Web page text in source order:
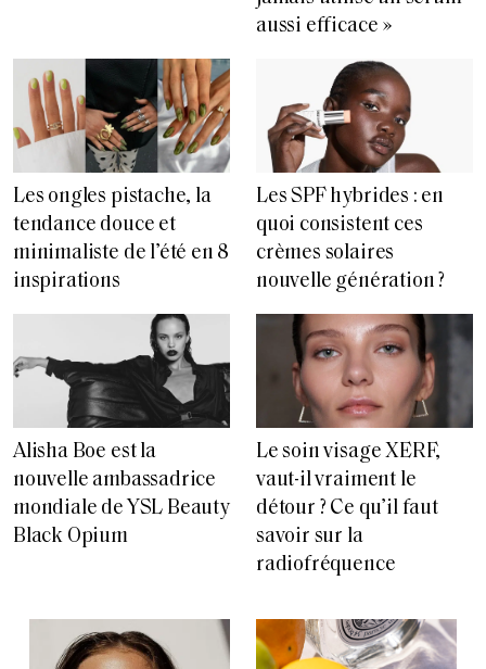
aussi efficace »
Les ongles pistache, la
tendance douce et
minimaliste de l’été en 8
inspirations
Les SPF hybrides : en
quoi consistent ces
crèmes solaires
nouvelle génération ?
Alisha Boe est la
nouvelle ambassadrice
mondiale de YSL Beauty
Black Opium
Le soin visage XERF,
vaut-il vraiment le
détour ? Ce qu’il faut
savoir sur la
radiofréquence